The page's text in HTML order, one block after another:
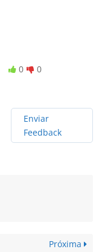
0 0
Enviar
Feedback
Próxima